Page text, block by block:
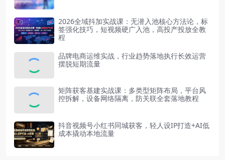
2026全域抖加实战课：无潜入池核心方法论，标
签强化技巧，短视频硬广入池，高投产投放全教
程
品牌电商运维实战，行业趋势落地执行长效运营
摆脱短期流量
矩阵获客基建实战课：多类型矩阵布局，平台风
控拆解，设备网络隔离，防关联全套落地教程
抖音视频号小红书同城获客，轻人设IP打造+AI低
成本撬动本地流量